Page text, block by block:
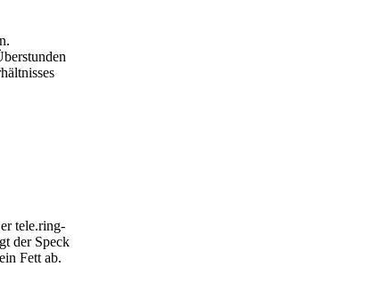
tele.ring-
der Speck
Fett ab.